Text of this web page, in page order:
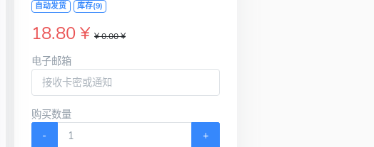
自动发货 库存(9)
18.80 ¥ ¥ 0.00 ¥
电子邮箱
购买数量
-
+